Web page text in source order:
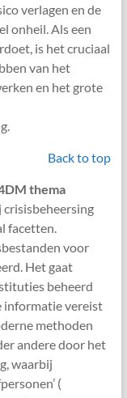
verlagen en de
onheil. Als een
is het cruciaal
van het
en het grote
Back to top
thema
facetten.
voor
Het gaat
beheerd
informatie vereist
methoden
andere door het
waarbij
(